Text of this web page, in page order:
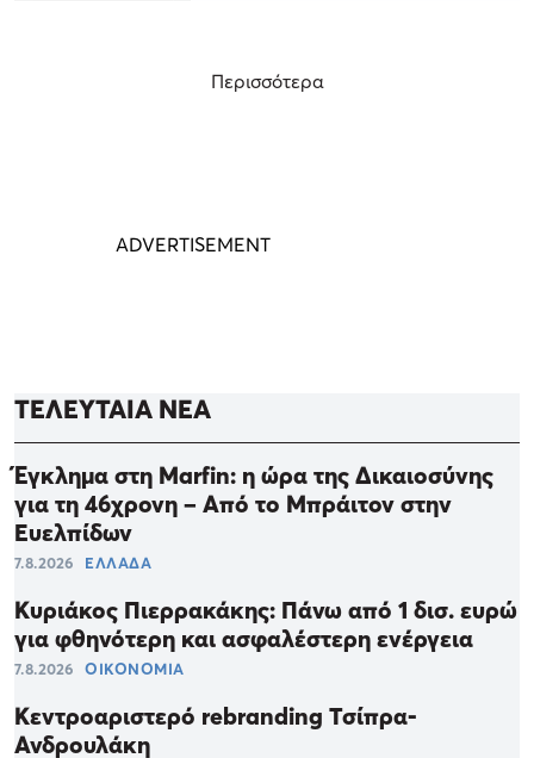
Περισσότερα
ΤΕΛΕΥΤΑΙΑ ΝΕΑ
Έγκλημα στη Marfin: η ώρα της Δικαιοσύνης
για τη 46χρονη – Από το Μπράιτον στην
Ευελπίδων
7.8.2026 ΕΛΛΑΔΑ
Κυριάκος Πιερρακάκης: Πάνω από 1 δισ. ευρώ
για φθηνότερη και ασφαλέστερη ενέργεια
7.8.2026 ΟΙΚΟΝΟΜΙΑ
Κεντροαριστερό rebranding Τσίπρα-
Ανδρουλάκη